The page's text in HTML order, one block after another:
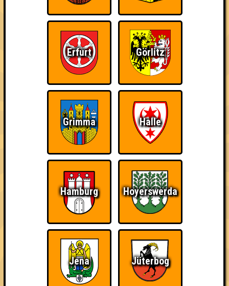
schließlich verdient! Entsprechend gibt es für diese auch
Teil der Oberschicht
Schon wieder zum
Wiederzehn macht
Quizveteran
Wir sind immer bei
Nerven aus Stahl
Erfurt Görlitz
Grimma Halle
Hamburg Hoyerswerda
Jena Jüterbog